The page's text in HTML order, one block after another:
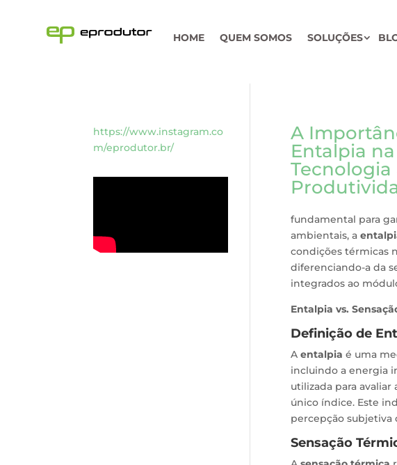
HOME QUEM SOMOS SOLUÇÕES
A
Entalpia
Tecnologia
fundamental para
ambientais, a
condições térmicas
diferenciando-a da
integrados ao
Entalpia vs.
Definição de
A entalpia é uma
incluindo a energia
utilizada para
único índice. Este
percepção subjetiva
Sensação
https://www.instagram.co
m/eprodutor.br/